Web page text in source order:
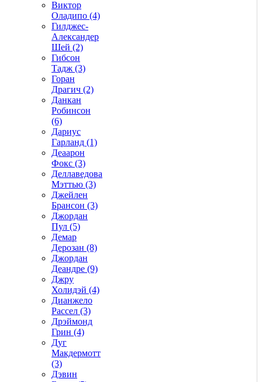
Виктор
Оладипо (4)
Гилджес-
Александер
Шей (2)
Гибсон
Тадж (3)
Горан
Драгич (2)
Данкан
Робинсон
(6)
Дариус
Гарланд (1)
Деаарон
Фокс (3)
Деллаведова
Мэттью (3)
Джейлен
Брансон (3)
Джордан
Пул (5)
Демар
Дерозан (8)
Джордан
Деандре (9)
Джру
Холидэй (4)
Дианжело
Рассел (3)
Дрэймонд
Грин (4)
Дуг
Макдермотт
(3)
Дэвин